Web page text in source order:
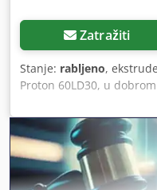
Zatražiti
Stanje: rabljeno,
Proton 60LD30, u
upotrebu. Dodjzpd